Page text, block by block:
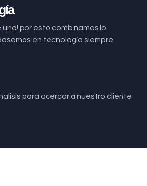
uno! por esto combinamos lo
en tecnología siempre
para acercar a nuestro cliente